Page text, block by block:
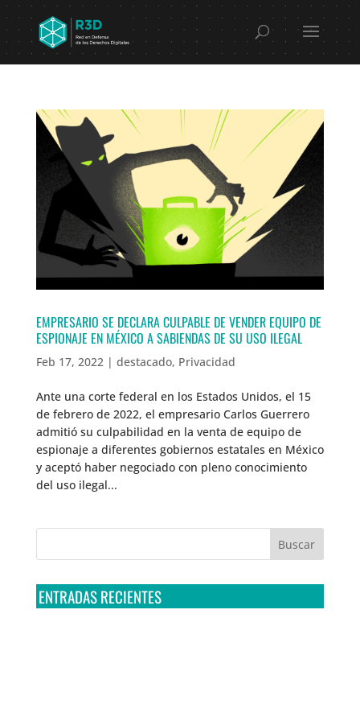
EMPRESARIO SE DECLARA CULPABLE DE VENDER EQUIPO DE
ESPIONAJE EN MÉXICO A SABIENDAS DE SU USO ILEGAL
Feb 17, 2022| destacado, Privacidad
Ante una corte federal en los Estados Unidos, el 15
de febrero de 2022, el empresario Carlos Guerrero
admitió su culpabilidad en la venta de equipo de
espionaje a diferentes gobiernos estatales en México
y aceptó haber negociado con pleno conocimiento
del uso ilegal...
ENTRADAS RECIENTES